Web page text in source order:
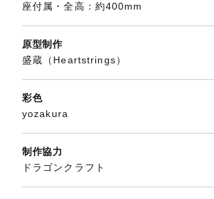
座付属・全高：約400mm
原型制作
盛蔵（Heartstrings）
彩色
yozakura
制作協力
ドラゴンクラフト